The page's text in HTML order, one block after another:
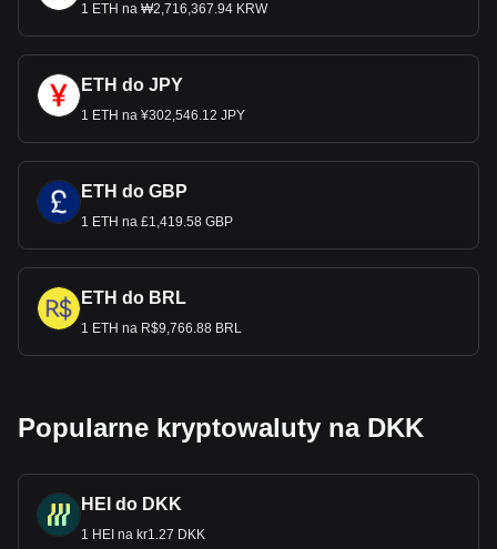
1 ETH na ₩2,716,367.94 KRW
ETH do JPY
1 ETH na ¥302,546.12 JPY
ETH do GBP
1 ETH na £1,419.58 GBP
ETH do BRL
1 ETH na R$9,766.88 BRL
Popularne kryptowaluty na DKK
HEI do DKK
1 HEI na kr1.27 DKK